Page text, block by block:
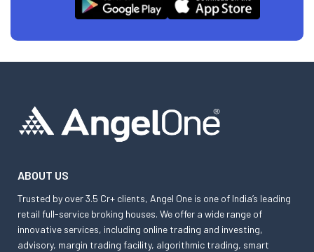
ABOUT US
Trusted by over 3.5 Cr+ clients, Angel One is one of India’s leading
retail full-service broking houses. We offer a wide range of
innovative services, including online trading and investing,
advisory, margin trading facility, algorithmic trading, smart